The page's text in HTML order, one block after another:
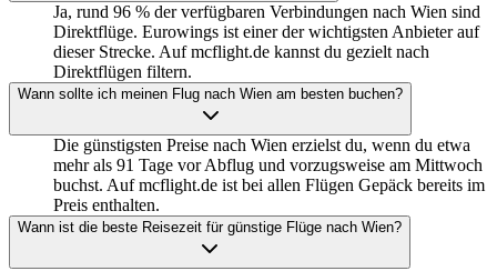
Ja, rund 96 % der verfügbaren Verbindungen nach Wien sind
Direktflüge. Eurowings ist einer der wichtigsten Anbieter auf
dieser Strecke. Auf mcflight.de kannst du gezielt nach
Direktflügen filtern.
Wann sollte ich meinen Flug nach Wien am besten buchen?
Die günstigsten Preise nach Wien erzielst du, wenn du etwa
mehr als 91 Tage vor Abflug und vorzugsweise am Mittwoch
buchst. Auf mcflight.de ist bei allen Flügen Gepäck bereits im
Preis enthalten.
Wann ist die beste Reisezeit für günstige Flüge nach Wien?